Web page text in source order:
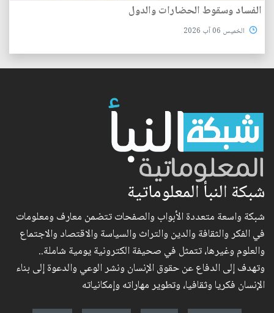
الفساد وسقوط الحضارات والدول
الخميس 06 آب 2026
شبكة النبأ المعلوماتية
شبكة واسعة متعددة الأبواب والصفحات تتضمن معارف ومعلومات
في الفكر والثقافة والدين والتراث والسياسة والاقتصاد والاجتماع
والعلوم وغيرها، تتمثل في صحيفة الكترونية يومية شاملة..
وتهدف إلى الدفاع عن حقوق الإنسان ونشر الوعي والدعوة إلى بناء
الإنسان فكريا وثقافيا، وتطوير مهاراته وإمكانياته